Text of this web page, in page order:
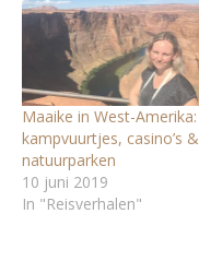
Maaike in West-Amerika:
kampvuurtjes, casino’s &
natuurparken
10 juni 2019
In "Reisverhalen"